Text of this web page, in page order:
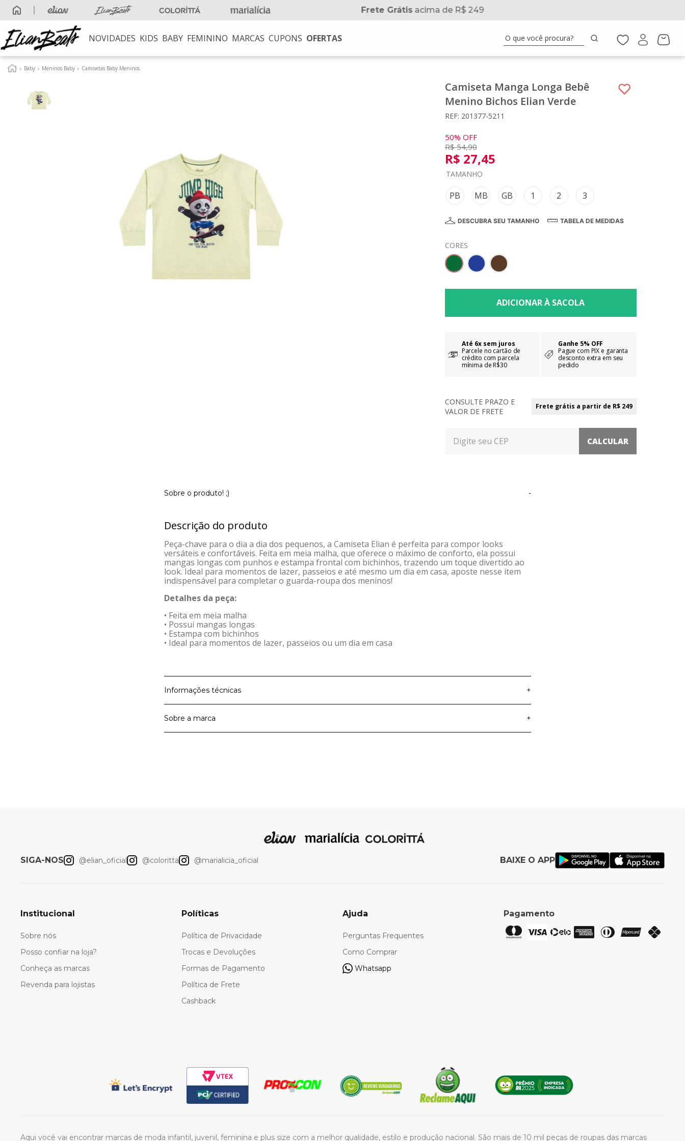
Frete Grátisacima de R$ 249
NOVIDADES KIDS BABY FEMININO MARCAS CUPONS OFERTAS O que você procura?
Baby Meninos Baby Camisetas Baby Meninos
Camiseta Manga Longa Bebê
Menino Bichos Elian Verde
REF: 201377-5211
50% OFF
R$ 54,90
R$ 27,45
TAMANHO
PB MB GB 1 2 3
DESCUBRA SEU TAMANHO TABELA DE MEDIDAS
CORES
Até 6x sem juros
Parcele no cartão de
crédito com parcela
mínima de R$30
Ganhe 5% OFF
Pague com PIX e garanta
desconto extra em seu
pedido
Frete grátis a partir de R$ 249
CONSULTE PRAZO E
VALOR DE FRETE
Sobre o produto! ;) -
Descrição do produto
Peça-chave para o dia a dia dos pequenos, a Camiseta Elian é perfeita para compor looks
versáteis e confortáveis. Feita em meia malha, que oferece o máximo de conforto, ela possui
mangas longas com punhos e estampa frontal com bichinhos, trazendo um toque divertido ao
look. Ideal para momentos de lazer, passeios e até mesmo um dia em casa, aposte nesse item
indispensável para completar o guarda-roupa dos meninos!
Detalhes da peça:
• Feita em meia malha
• Possui mangas longas
• Estampa com bichinhos
• Ideal para momentos de lazer, passeios ou um dia em casa
Informações técnicas +
Material Principal Meia Malha
Sobre a marca +
SIGA-NOS @elian_oficial @coloritta @marialicia_oficial BAIXE O APP
Institucional
Sobre nós
Posso confiar na loja?
Conheça as marcas
Revenda para lojistas
Políticas
Política de Privacidade
Trocas e Devoluções
Formas de Pagamento
Política de Frete
Cashback
Ajuda
Perguntas Frequentes
Como Comprar
Whatsapp
Pagamento
Aqui você vai encontrar marcas de moda infantil, juvenil, feminina e plus size com a melhor qualidade, estilo e produção nacional. São mais de 10 mil peças de roupas das marcas
TERMOS MAIS BUSCADOS
6º
saia
blusa
calça
vestidos
colorittá